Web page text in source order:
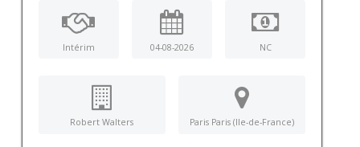
Intérim 04-08-2026 NC
Robert Walters Paris Paris (Ile-de-France)